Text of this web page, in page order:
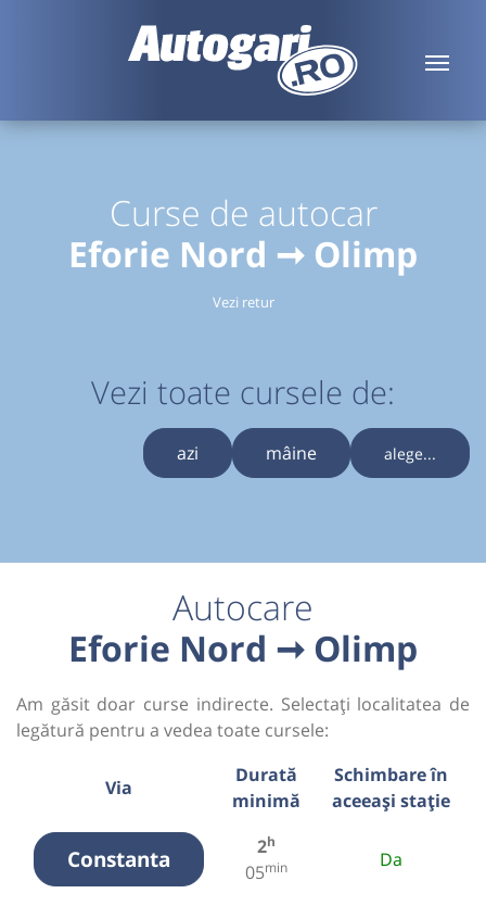
Curse de autocar
Eforie Nord ➞ Olimp
Vezi retur
Vezi toate cursele de:
azi mâine alege...
Autocare
Eforie Nord ➞ Olimp
Am găsit doar curse indirecte. Selectați localitatea de
legătură pentru a vedea toate cursele:
Via
Durată
minimă
Schimbare în
aceeași stație
Constanta 2h
05min Da